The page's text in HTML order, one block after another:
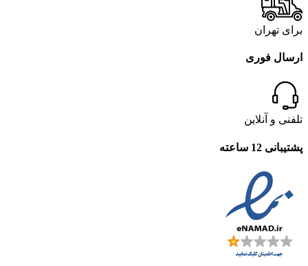
برای تهران
ارسال فوری
تلفنی و آنلاین
پشتیبانی 12 ساعته